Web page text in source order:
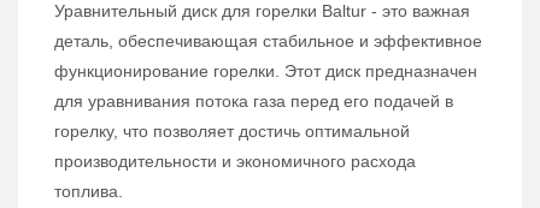
Уравнительный диск для горелки Baltur - это важная
деталь, обеспечивающая стабильное и эффективное
функционирование горелки. Этот диск предназначен
для уравнивания потока газа перед его подачей в
горелку, что позволяет достичь оптимальной
производительности и экономичного расхода
топлива.